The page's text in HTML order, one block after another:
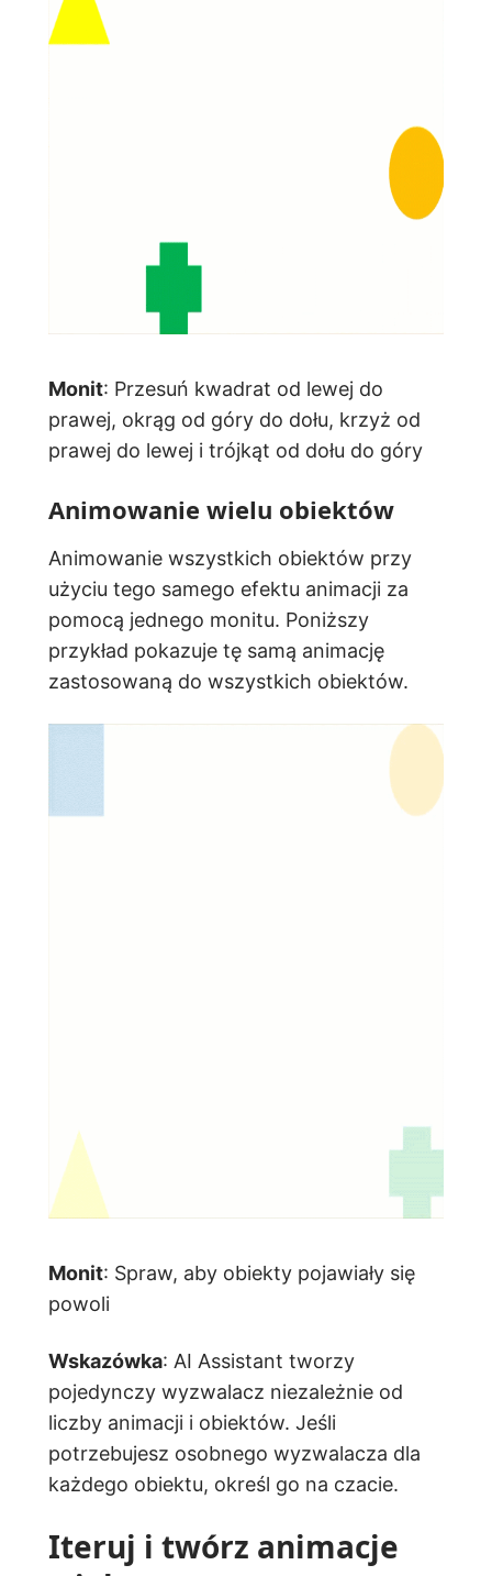
Monit: Przesuń kwadrat od lewej do
prawej, okrąg od góry do dołu, krzyż od
prawej do lewej i trójkąt od dołu do góry
Animowanie wielu obiektów
Animowanie wszystkich obiektów przy
użyciu tego samego efektu animacji za
pomocą jednego monitu. Poniższy
przykład pokazuje tę samą animację
zastosowaną do wszystkich obiektów.
Monit: Spraw, aby obiekty pojawiały się
powoli
Wskazówka: AI Assistant tworzy
pojedynczy wyzwalacz niezależnie od
liczby animacji i obiektów. Jeśli
potrzebujesz osobnego wyzwalacza dla
każdego obiektu, określ go na czacie.
Iteruj i twórz animacje